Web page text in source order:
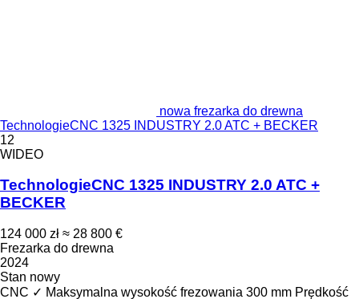
nowa frezarka do drewna
TechnologieCNC 1325 INDUSTRY 2.0 ATC + BECKER
12
WIDEO
TechnologieCNC 1325 INDUSTRY 2.0 ATC +
BECKER
124 000 zł ≈ 28 800 €
Frezarka do drewna
2024
Stan nowy
CNC ✓ Maksymalna wysokość frezowania 300 mm Prędkość